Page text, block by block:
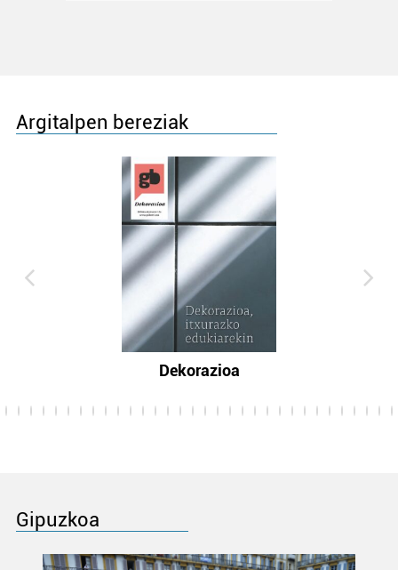
Argitalpen bereziak
Dekorazioa
Gipuzkoa